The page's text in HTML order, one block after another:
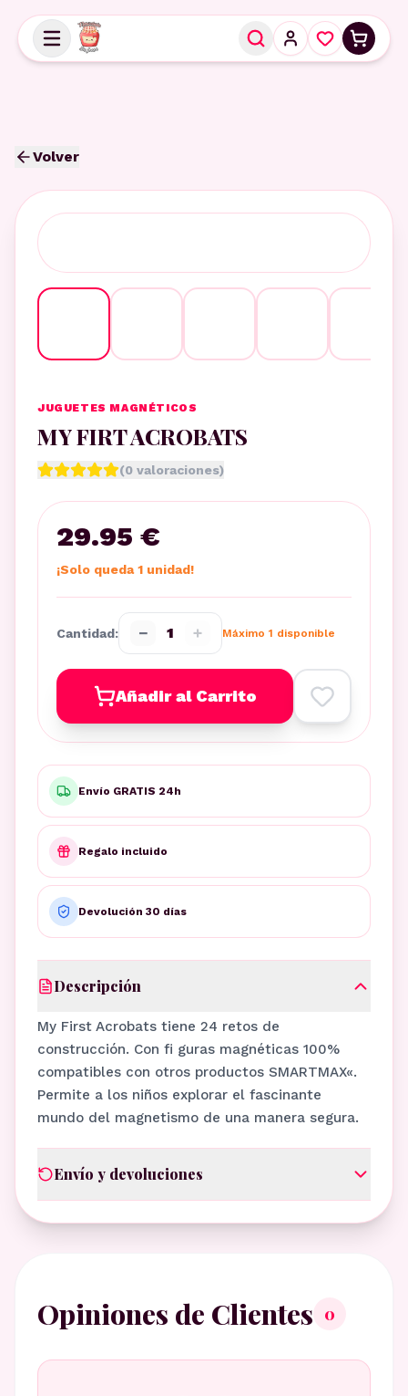
Volver
JUGUETES MAGNÉTICOS
MY FIRT ACROBATS
(0 valoraciones)
29.95 €
¡Solo queda 1 unidad!
Cantidad: − 1 + Máximo 1 disponible
Añadir al Carrito
Envío GRATIS 24h
Regalo incluido
Devolución 30 días
Descripción
My First Acrobats tiene 24 retos de
construcción. Con fi guras magnéticas 100%
compatibles con otros productos SMARTMAX«.
Permite a los niños explorar el fascinante
mundo del magnetismo de una manera segura.
Envío y devoluciones
Opiniones de Clientes 0